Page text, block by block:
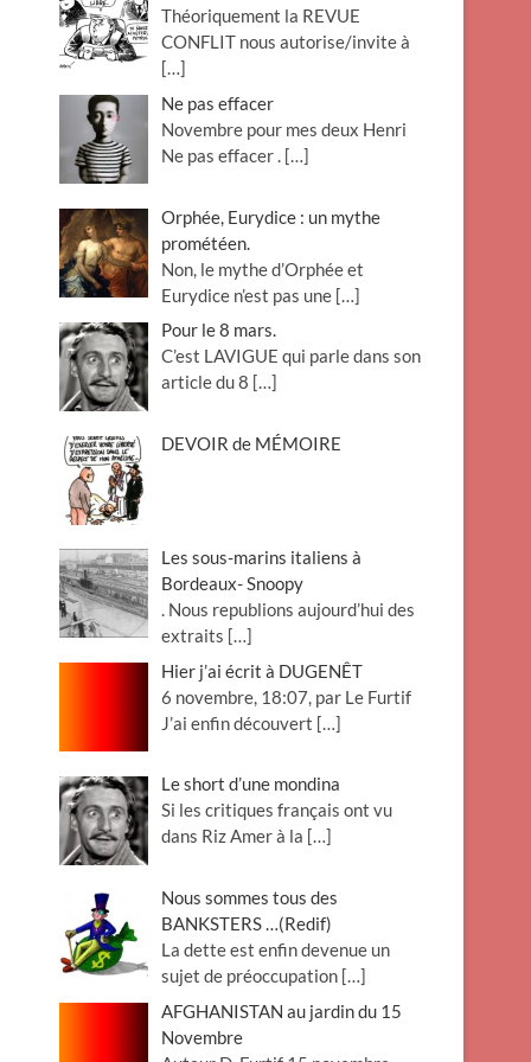
n
Théoriquement la REVUE
CONFLIT nous autorise/invite à
[…]
Ne pas effacer
Novembre pour mes deux Henri
Ne pas effacer . […]
Orphée, Eurydice : un mythe
prométéen.
Non, le mythe d’Orphée et
Eurydice n’est pas une […]
Pour le 8 mars.
C’est LAVIGUE qui parle dans son
article du 8 […]
DEVOIR de MÉMOIRE
Les sous-marins italiens à
Bordeaux- Snoopy
. Nous republions aujourd’hui des
extraits […]
Hier j’ai écrit à DUGENÊT
6 novembre, 18:07, par Le Furtif
J’ai enfin découvert […]
Le short d’une mondina
Si les critiques français ont vu
dans Riz Amer à la […]
Nous sommes tous des
BANKSTERS …(Redif)
La dette est enfin devenue un
sujet de préoccupation […]
AFGHANISTAN au jardin du 15
Novembre